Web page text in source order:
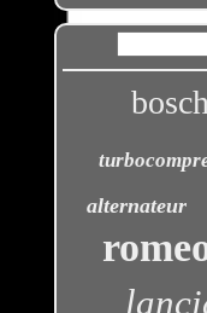
bosch
alternateur